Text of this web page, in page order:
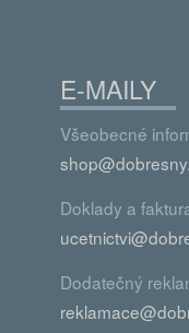
E-MAILY
Všeobecné
Doklady a
Dodatečný